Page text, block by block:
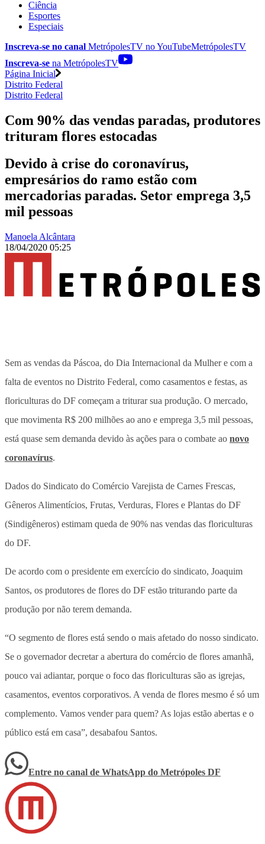
Ciência
Esportes
Especiais
Inscreva-se no canal MetrópolesTV noYouTubeMetrópolesTV
Inscreva-se na MetrópolesTV
Página Inicial
Distrito Federal
Distrito Federal
Com 90% das vendas paradas, produtores
trituram flores estocadas
Devido à crise do coronavírus,
empresários do ramo estão com
mercadorias paradas. Setor emprega 3,5
mil pessoas
Manoela Alcântara
18/04/2020 05:25
Sem as vendas da Páscoa, do Dia Internacional da Mulher e com a
falta de eventos no Distrito Federal, como casamentos e festas, as
floriculturas do DF começam a triturar sua produção. O mercado,
que movimenta R$ 200 milhões ao ano e emprega 3,5 mil pessoas,
está quase sem demanda devido às ações para o combate ao novo
coronavírus.
Dados do Sindicato do Comércio Varejista de Carnes Frescas,
Gêneros Alimentícios, Frutas, Verduras, Flores e Plantas do DF
(Sindigêneros) estimam queda de 90% nas vendas das floriculturas
do DF.
De acordo com o presidente em exercício do sindicato, Joaquim
Santos, os produtores de flores do DF estão triturando parte da
produção por não terem demanda.
“O segmento de flores está sendo o mais afetado do nosso sindicato.
Se o governador decretar a abertura do comércio de flores amanhã,
pouco vai adiantar, porque o foco das floriculturas são as igrejas,
casamentos, eventos corporativos. A venda de flores mesmo é só um
complemento. Vamos vender para quem? As lojas estão abertas e o
público está em casa”, desabafou Santos.
Entre no canal de WhatsApp do Metrópoles DF